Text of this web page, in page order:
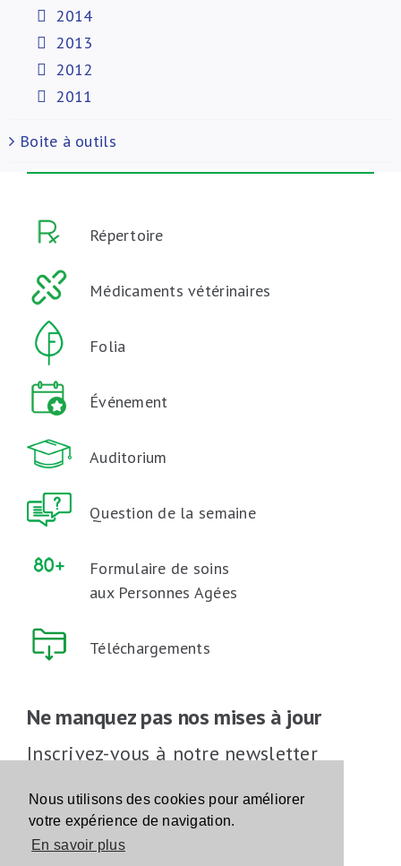
Nous utilisons des cookies pour améliorer
votre expérience de navigation.
En savoir plus
2014
2013
2012
2011
Boite à outils
Répertoire
Médicaments vétérinaires
Folia
Événement
Auditorium
Question de la semaine
Formulaire de soins
aux Personnes Agées
Téléchargements
Ne manquez pas nos mises à jour
Inscrivez-vous à notre newsletter
Inscrivez-vous
Suivez-nous sur les réseaux sociaux